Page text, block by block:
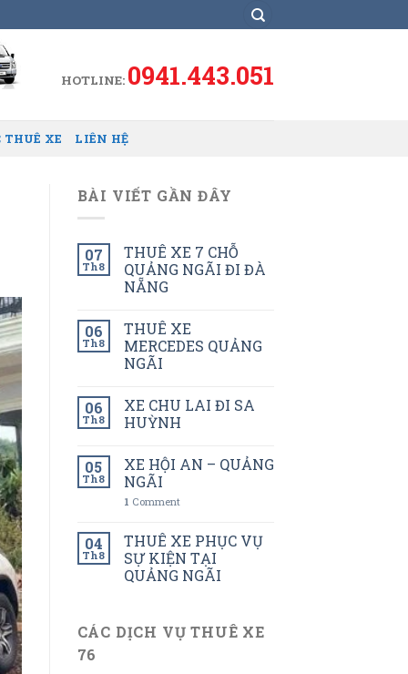
HOTLINE: 0941.443.051
XE LIÊN HỆ
BÀI VIẾT GẦN ĐÂY
07
Th8
THUÊ XE 7 CHỖ
QUẢNG NGÃI ĐI ĐÀ
NẴNG
06
Th8
THUÊ XE
MERCEDES QUẢNG
NGÃI
06
Th8
XE CHU LAI ĐI SA
HUỲNH
05
Th8
XE HỘI AN – QUẢNG
NGÃI
1 Comment
04
Th8
THUÊ XE PHỤC VỤ
SỰ KIỆN TẠI
QUẢNG NGÃI
CÁC DỊCH VỤ THUÊ XE
76